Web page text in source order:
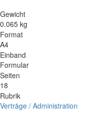
Gewicht
0.065 kg
Format
A4
Einband
Formular
Seiten
18
Rubrik
Verträge / Administration